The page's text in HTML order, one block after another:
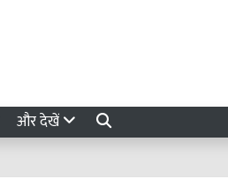
और देखें